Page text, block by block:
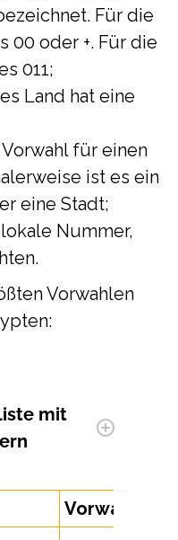
Für die
00 oder +. Für die
011;
Land hat eine
für einen
ist es ein
eine Stadt;
Nummer,
Vorwahlen
mit
Vorwahl